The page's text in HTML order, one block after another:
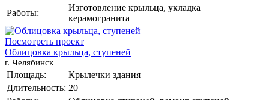
Работы:
Изготовление крыльца, укладка
керамогранита
Посмотреть проект
Облицовка крыльца, ступеней
г. Челябинск
Площадь:
Крылечки здания
Длительность: 20